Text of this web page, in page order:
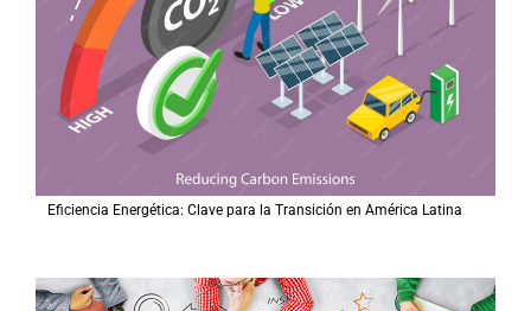
Eficiencia Energética: Clave para la Transición en América Latina